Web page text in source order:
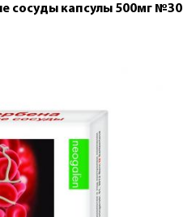
сосуды капсулы 500мг №30